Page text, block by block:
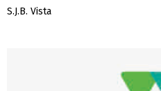
S.J.B. Vista